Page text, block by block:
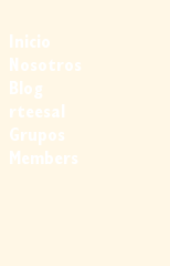
Inicio
Nosotros
Blog
rteesal
Grupos
Members